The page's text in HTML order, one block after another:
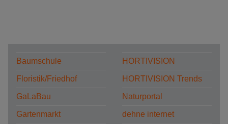
Baumschule
Floristik/Friedhof
GaLaBau
Gartenmarkt
HORTIVISION
HORTIVISION Trends
Naturportal
dehne internet